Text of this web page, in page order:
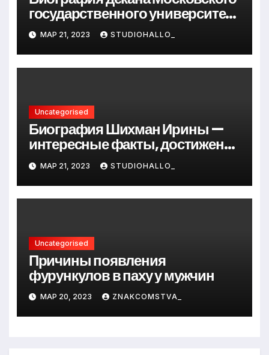
государственного университета
Андрея Сидорова — от студента
до руководителя
МАР 21, 2023 STUDIOHALLO_
Uncategorised
Биография Шихман Ирины —
интересные факты, достижения
и путь к успеху
МАР 21, 2023 STUDIOHALLO_
Uncategorised
Причины появления
фурункулов в паху у мужчин
МАР 20, 2023 ZNAKCOMSTVA_